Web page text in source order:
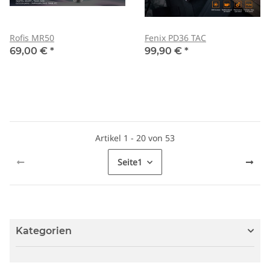
Rofis MR50
69,00 € *
Fenix PD36 TAC
99,90 € *
Artikel 1 - 20 von 53
Seite1
Kategorien